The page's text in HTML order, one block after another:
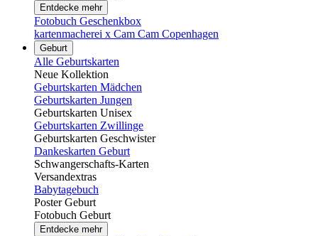
Entdecke mehr
Fotobuch Geschenkbox
kartenmacherei x Cam Cam Copenhagen
Geburt
Alle Geburtskarten
Neue Kollektion
Geburtskarten Mädchen
Geburtskarten Jungen
Geburtskarten Unisex
Geburtskarten Zwillinge
Geburtskarten Geschwister
Dankeskarten Geburt
Schwangerschafts-Karten
Versandextras
Babytagebuch
Poster Geburt
Fotobuch Geburt
Entdecke mehr